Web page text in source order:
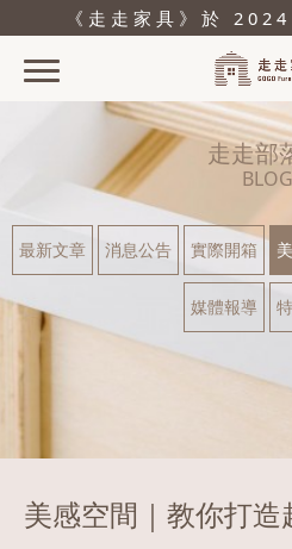
《走走家具》於
產品
關於
據點
結帳
走走部
BLOG
最新文章 消息公告 實際開箱
媒體報導
美感空間｜教你打造